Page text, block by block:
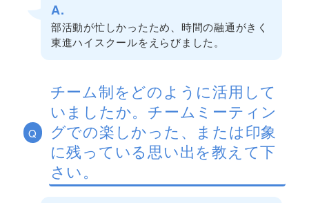
A.
部活動が忙しかったため、時間の融通がきく
東進ハイスクールをえらびました。
Q
チーム制をどのように活用して
いましたか。チームミーティン
グでの楽しかった、または印象
に残っている思い出を教えて下
さい。